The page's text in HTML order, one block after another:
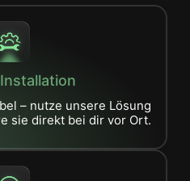
– nutze unsere Lösung
sie direkt bei dir vor Ort.